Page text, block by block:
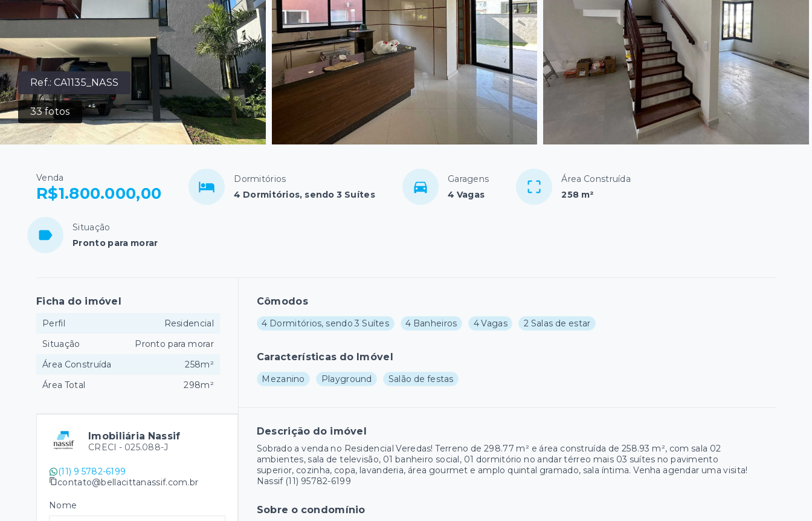
Ref.:CA1135_NASS
33fotos
Venda
R$1.800.000,00
Dormitórios
4 Dormitórios, sendo 3 Suítes
Garagens
4 Vagas
Área Construída
258 m²
Situação
Pronto para morar
Cômodos
4 Dormitórios, sendo 3 Suítes 4 Banheiros 4 Vagas 2 Salas de estar
Características do Imóvel
Mezanino Playground Salão de festas
Descrição do imóvel
Sobrado a venda no Residencial Veredas! Terreno de 298.77 m² e área construída de 258.93 m², com sala 02
ambientes, sala de televisão, 01 banheiro social, 01 dormitório no andar térreo mais 03 suítes no pavimento
superior, cozinha, copa, lavanderia, área gourmet e amplo quintal gramado, sala íntima. Venha agendar uma visita!
Nassif (11) 95782-6199
Sobre o condomínio
Ficha do imóvel
Perfil
Residencial
Situação
Pronto para morar
Área Construída
258m²
Área Total
298m²
Imobiliária Nassif
CRECI - 025.088-J
(11) 9 5782-6199
contato@bellacittanassif.com.br
Nome